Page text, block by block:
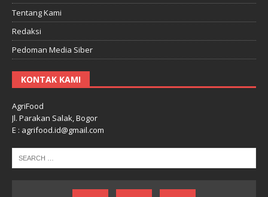
Tentang Kami
Redaksi
Pedoman Media Siber
KONTAK KAMI
AgriFood
Jl. Parakan Salak, Bogor
E : agrifood.id@gmail.com